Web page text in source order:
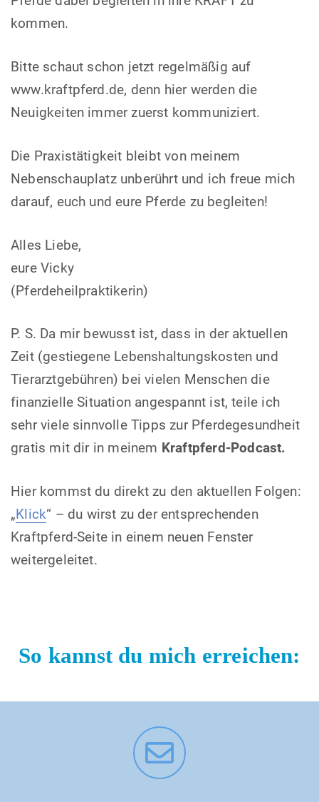
kommen.
Bitte schaut schon jetzt regelmäßig auf
www.kraftpferd.de, denn hier werden die
Neuigkeiten immer zuerst kommuniziert.
Die Praxistätigkeit bleibt von meinem
Nebenschauplatz unberührt und ich freue mich
darauf, euch und eure Pferde zu begleiten!
Alles Liebe,
eure Vicky
(Pferdeheilpraktikerin)
P. S. Da mir bewusst ist, dass in der aktuellen
Zeit (gestiegene Lebenshaltungskosten und
Tierarztgebühren) bei vielen Menschen die
finanzielle Situation angespannt ist, teile ich
sehr viele sinnvolle Tipps zur Pferdegesundheit
gratis mit dir in meinem Kraftpferd-Podcast.
Hier kommst du direkt zu den aktuellen Folgen:
„Klick“ – du wirst zu der entsprechenden
Kraftpferd-Seite in einem neuen Fenster
weitergeleitet.
So kannst du mich erreichen: